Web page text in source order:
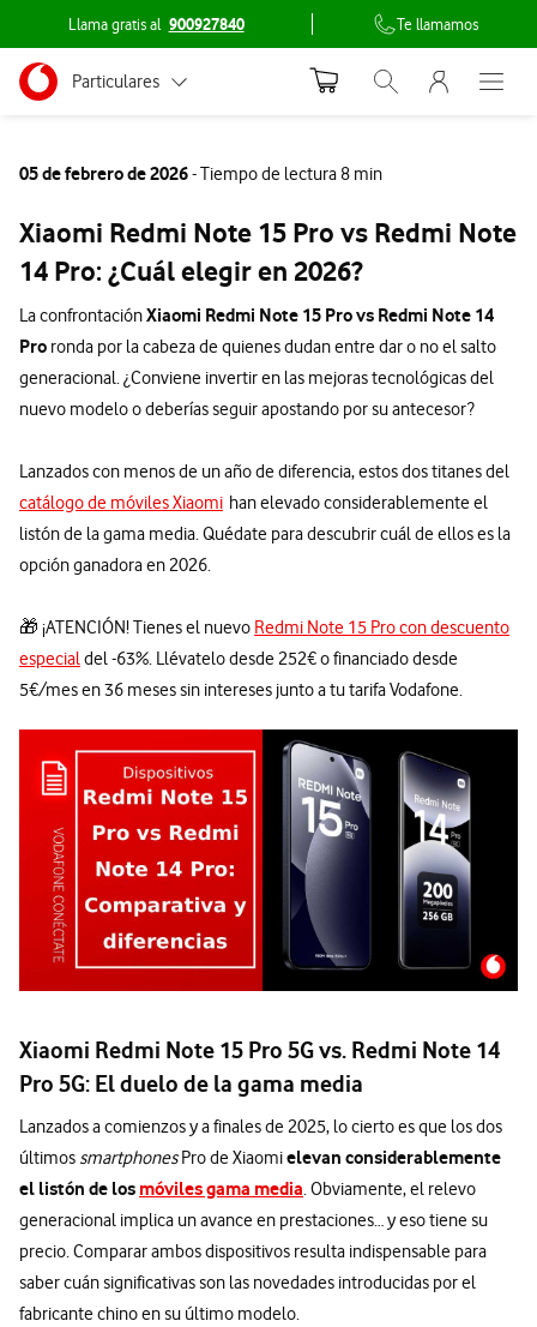
Llama gratis al 900927840 Te llamamos
Ir a la pagina principal de vodafone.es
Menu navegación Segmento
Particulares
y AA.PP.
Abrir buscador.
Menu
Abre
05 de febrero de 2026- Tiempo de lectura 8 min
Xiaomi Redmi Note 15 Pro vs Redmi Note
14 Pro: ¿Cuál elegir en 2026?
La confrontaciónXiaomi Redmi Note 15 Pro vs Redmi Note 14
Pro ronda por la cabeza de quienes dudan entre dar o no el salto
generacional. ¿Conviene invertir en las mejoras tecnológicas del
nuevo modelo o deberías seguir apostando por su antecesor?
Lanzados con menos de un año de diferencia, estos dos titanes del
catálogo de móviles Xiaomi han elevado considerablemente el
listón de la gama media. Quédate para descubrir cuál de ellos es la
opción ganadora en 2026.
🎁 ¡ATENCIÓN! Tienes el nuevo Redmi Note 15 Pro con descuento
especialdel -63%. Llévatelo desde 252€ o financiado desde
5€/mes en 36 meses sin intereses junto a tu tarifa Vodafone.
Xiaomi Redmi Note 15 Pro 5G vs. Redmi Note 14
Pro 5G: El duelo de la gama media
Lanzados a comienzos y a finales de 2025, lo cierto es que los dos
últimos smartphonesPro de Xiaomielevan considerablemente
el listón de los móviles gama media. Obviamente, el relevo
generacional implica un avance en prestaciones… y eso tiene su
precio. Comparar ambos dispositivos resulta indispensable para
saber cuán significativas son las novedades introducidas por el
fabricante chino en su último modelo.